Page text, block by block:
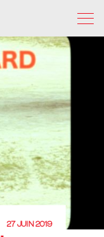
27 JUIN 2019